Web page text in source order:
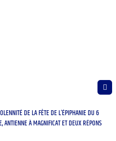
DE LA FÊTE DE L’ÉPIPHANIE DU 6
ANTIENNE À MAGNIFICAT ET DEUX RÉPONS